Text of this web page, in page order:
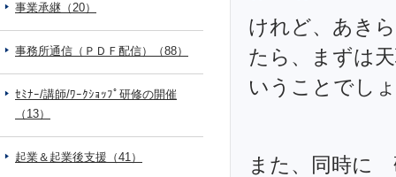
けれど、あき
たら、まずは
いうことでし
また、同時に
事業承継（20）
事務所通信（ＰＤＦ配信）（88）
ｾﾐﾅｰ/講師/ﾜｰｸｼｮｯﾌﾟ研修の開催
（13）
起業＆起業後支援（41）